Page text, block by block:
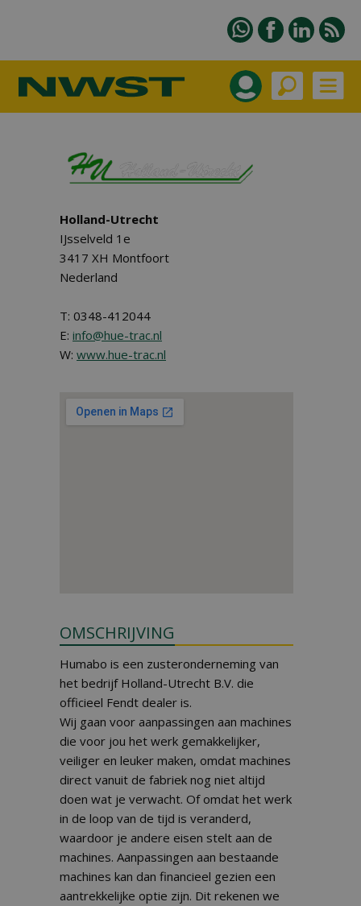
Holland-Utrecht
IJsselveld 1e
3417 XH Montfoort
Nederland
T: 0348-412044
E: info@hue-trac.nl
W: www.hue-trac.nl
OMSCHRIJVING
Humabo is een zusteronderneming van
het bedrijf Holland-Utrecht B.V. die
officieel Fendt dealer is.
Wij gaan voor aanpassingen aan machines
die voor jou het werk gemakkelijker,
veiliger en leuker maken, omdat machines
direct vanuit de fabriek nog niet altijd
doen wat je verwacht. Of omdat het werk
in de loop van de tijd is veranderd,
waardoor je andere eisen stelt aan de
machines. Aanpassingen aan bestaande
machines kan dan financieel gezien een
aantrekkelijke optie zijn. Dit rekenen we